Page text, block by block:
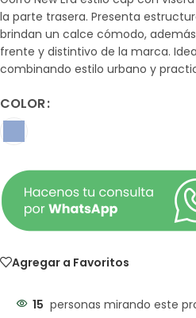
la parte trasera. Presenta
brindan un calce cómodo,
frente y distintivo de la marca.
combinando estilo urbano y
COLOR
Agregar a Favoritos
15 personas mirando este